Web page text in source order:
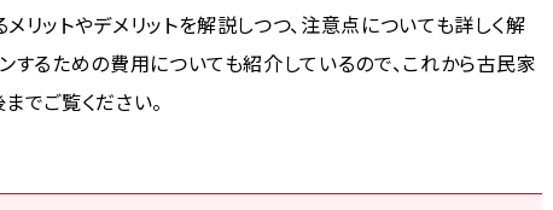
リットやデメリットを解説しつつ、注意点についても詳しく解
するための費用についても紹介しているので、これから古民家
でご覧ください。